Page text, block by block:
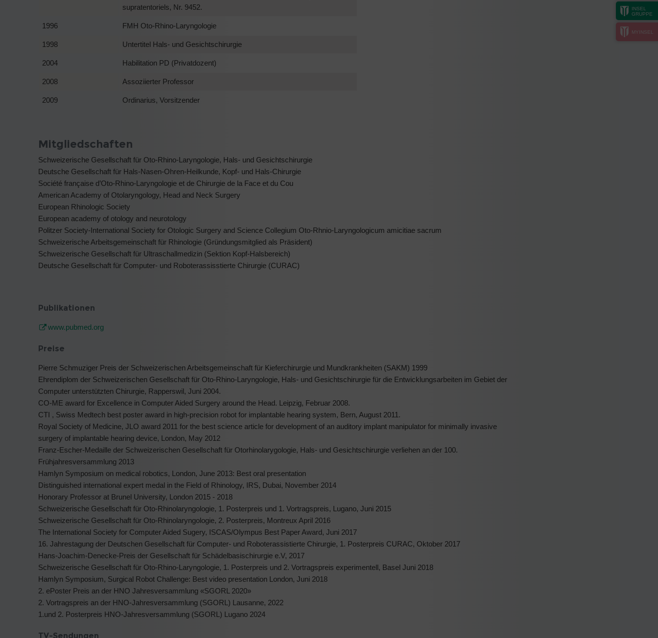
INSEL
GRUPPE
MYINSEL
supratentoriels, Nr. 9452.
1996 FMH Oto-Rhino-Laryngologie
1998 Untertitel Hals- und Gesichtschirurgie
2004 Habilitation PD (Privatdozent)
2008 Assoziierter Professor
2009 Ordinarius, Vorsitzender
Mitgliedschaften
Schweizerische Gesellschaft für Oto-Rhino-Laryngologie, Hals- und Gesichtschirurgie
Deutsche Gesellschaft für Hals-Nasen-Ohren-Heilkunde, Kopf- und Hals-Chirurgie
Société française d’Oto-Rhino-Laryngologie et de Chirurgie de la Face et du Cou
American Academy of Otolaryngology, Head and Neck Surgery
European Rhinologic Society
European academy of otology and neurotology
Politzer Society-International Society for Otologic Surgery and Science Collegium Oto-Rhnio-Laryngologicum amicitiae sacrum
Schweizerische Arbeitsgemeinschaft für Rhinologie (Gründungsmitglied als Präsident)
Schweizerische Gesellschaft für Ultraschallmedizin (Sektion Kopf-Halsbereich)
Deutsche Gesellschaft für Computer- und Roboterassisstierte Chirurgie (CURAC)
Publikationen
www.pubmed.org
Preise
Pierre Schmuziger Preis der Schweizerischen Arbeitsgemeinschaft für Kieferchirurgie und Mundkrankheiten (SAKM) 1999
Ehrendiplom der Schweizerischen Gesellschaft für Oto-Rhino-Laryngologie, Hals- und Gesichtschirurgie für die Entwicklungsarbeiten im Gebiet der
Computer unterstützten Chirurgie, Rapperswil, Juni 2004.
CO-ME award for Excellence in Computer Aided Surgery around the Head. Leipzig, Februar 2008.
CTI , Swiss Medtech best poster award in high-precision robot for implantable hearing system, Bern, August 2011.
Royal Society of Medicine, JLO award 2011 for the best science article for development of an auditory implant manipulator for minimally invasive
surgery of implantable hearing device, London, May 2012
Franz-Escher-Medaille der Schweizerischen Gesellschaft für Otorhinolarygologie, Hals- und Gesichtschirurgie verliehen an der 100.
Frühjahresversammlung 2013
Hamlyn Symposium on medical robotics, London, June 2013: Best oral presentation
Distinguished international expert medal in the Field of Rhinology, IRS, Dubai, November 2014
Honorary Professor at Brunel University, London 2015 - 2018
Schweizerische Gesellschaft für Oto-Rhinolaryngologie, 1. Posterpreis und 1. Vortragspreis, Lugano, Juni 2015
Schweizerische Gesellschaft für Oto-Rhinolaryngologie, 2. Posterpreis, Montreux April 2016
The International Society for Computer Aided Sugery, ISCAS/Olympus Best Paper Award, Juni 2017
16. Jahrestagung der Deutschen Gesellschaft für Computer- und Roboterassistierte Chirurgie, 1. Posterpreis CURAC, Oktober 2017
Hans-Joachim-Denecke-Preis der Gesellschaft für Schädelbasischirurgie e.V, 2017
Schweizerische Gesellschaft für Oto-Rhino-Laryngologie, 1. Posterpreis und 2. Vortragspreis experimentell, Basel Juni 2018
Hamlyn Symposium, Surgical Robot Challenge: Best video presentation London, Juni 2018
2. ePoster Preis an der HNO Jahresversammlung «SGORL 2020»
2. Vortragspreis an der HNO-Jahresversammlung (SGORL) Lausanne, 2022
1.und 2. Posterpreis HNO-Jahresversammlung (SGORL) Lugano 2024
TV-Sendungen